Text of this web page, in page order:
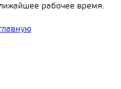
рабочее время.